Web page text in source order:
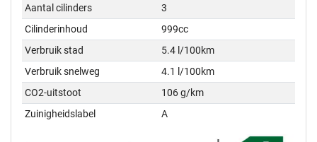
Aantal cilinders
3
Cilinderinhoud
999cc
Verbruik stad
5.4 l/100km
Verbruik snelweg
4.1 l/100km
CO2-uitstoot
106 g/km
Zuinigheidslabel
A